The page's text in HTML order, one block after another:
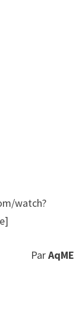
watch?
ParAqME